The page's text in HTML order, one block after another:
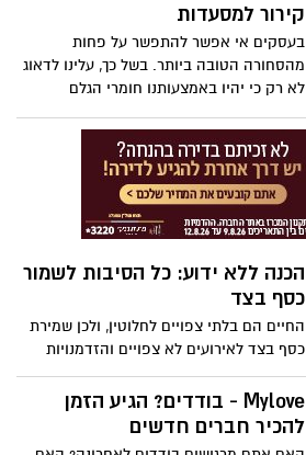
עסק. אתר אינטרנט משמש כחלון הראווה
הדיגיטלי, מציג את מה שהעסק שלך מציע
ומספק נקודת קשר ללקוחות פוטנציאליים.
קירור למסעדות
בעסקים אי אפשר להתפשר על פחות
מהסחורה הטובה ביותר. בשל כך, עלינו לדאוג
לא רק כי יהיו באמצעותנו חומרי הגלם
לדאוג לציוד מתאים, לשינוי נכון, לאפשרויות
שיווק ההולמות את הצרכים העסקיים שלנו
וכן לא פחות חשוב מכל אלו – כוח אדם
איכותי.
הכנה ללא ידוע: כל הסיבות לשמור
כסף בצד
החיים הם בלתי צפויים לחלוטין, ולכן שמירת
כסף בצד לאירועים לא צפויים והזדמנויות
מפתיעות היא אסטרטגיה פיננסית נבונה.
Mylove - בודדים? הגיע הזמן
להכיר חברים חדשים